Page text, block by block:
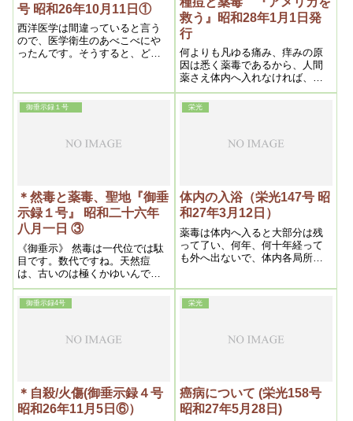
号 昭和26年10月11日①
西洋医学は間違っていると言う
ので、医学衛生のあべこべにや
ったんです。そうすると、どん
った。
救う』昭和28年1月1日発
行
何よりも凡ゆる痛み、痒みの原
因は悉く薬毒であるから、人間
薬さえ体内へ入れなければ、一
生涯病苦の味は知らなくて済む
のである。要するに、この薬毒
迷信を打破しない限り、人間か
い事を断言するのである。
御垂示録１号
＊然毒と薬毒、聖地『御垂
示録１号』 昭和二十六年
八月一日 ③
《御垂示》 然毒は一代位では駄
目です。数代ですね。天然痘
は、古いのは極くかゆいんで
す。 新しいのは、かゆいのと痛
いのです。
栄光
体内の入浴（栄光147号 昭
和27年3月12日）
薬毒は体内へ入ると大部分は残
って了い、何年、何十年経って
も外へ出ないで、体内各局所に
ず治るものを、態々わざわざ薬
悪化さしたりして、命迄もフイ
御垂示録4号
＊自殺/火傷(御垂示録４号
昭和26年11月5日⑥）
栄光
癌病について (栄光158号
昭和27年5月28日)